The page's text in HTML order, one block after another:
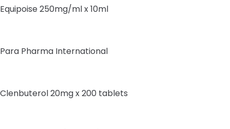
Equipoise 250mg/ml x 10ml
Para Pharma International
Clenbuterol 20mg x 200 tablets